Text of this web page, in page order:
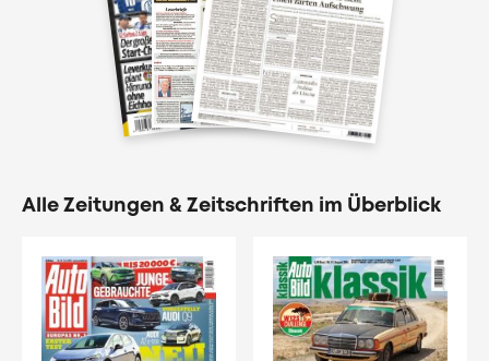
Alle Zeitungen & Zeitschriften im Überblick